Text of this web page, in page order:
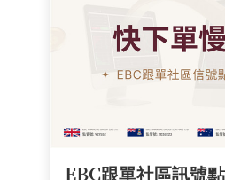
EBC跟單社區訊號